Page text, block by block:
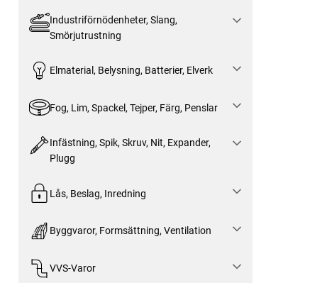
Industriförnödenheter, Slang,
Smörjutrustning
Elmaterial, Belysning, Batterier, Elverk
Fog, Lim, Spackel, Tejper, Färg, Penslar
Infästning, Spik, Skruv, Nit, Expander,
Plugg
Lås, Beslag, Inredning
Byggvaror, Formsättning, Ventilation
VVS-Varor